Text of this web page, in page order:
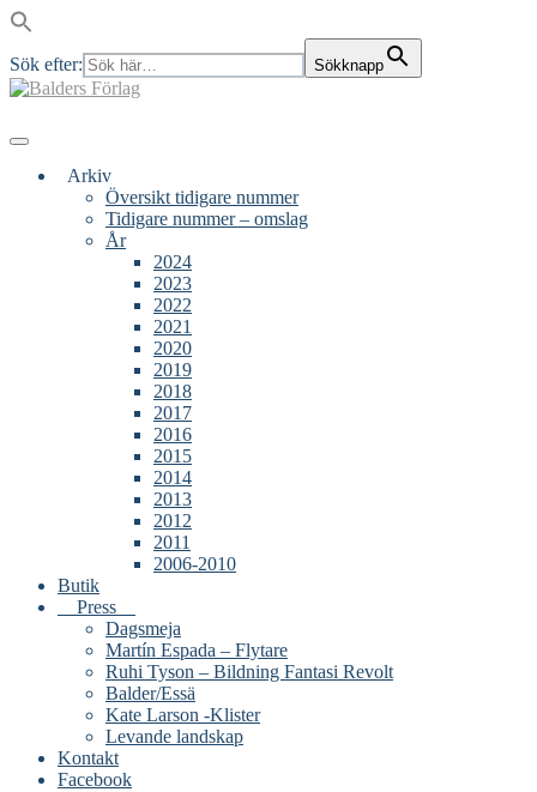
Sök efter: Sökknapp
Skip
Menu
Arkiv
Översikt tidigare nummer
Tidigare nummer – omslag
År
2024
2023
2022
2021
2020
2019
2018
2017
2016
2015
2014
2013
2012
2011
2006-2010
Butik
Press
Dagsmeja
Martín Espada – Flytare
Ruhi Tyson – Bildning Fantasi Revolt
Balder/Essä
Kate Larson -Klister
Levande landskap
Kontakt
Facebook